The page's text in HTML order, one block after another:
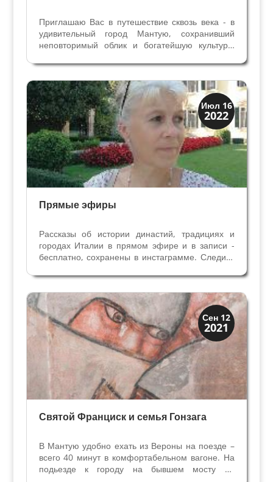
Приглашаю Вас в путешествие сквозь века - в
удивительный город Мантую, сохранивший
неповторимый облик и богатейшую культуру.
образованном рекой Минчио. Несколько легенд
связано с созданием Мантуи. Об одной из них
нам...
Июл 16
2022
Династии
Мантуя и Феррара
Прямые эфиры
Рассказы об истории династий, традициях и
городах Италии в прямом эфире и в записи -
бесплатно, сохранены в инстаграмме. Следите
известных художников, о знаменитых
исторических персонажах. Расказы сохранила в
инстаграмме на моей...
Сен 12
2021
Династии
Мантуя и Феррара
Святой Франциск и семья Гонзага
В Мантую удобно ехать из Вероны на поезде –
всего 40 минут в комфортабельном вагоне. На
подьезде к городу на бывшем мосту 12